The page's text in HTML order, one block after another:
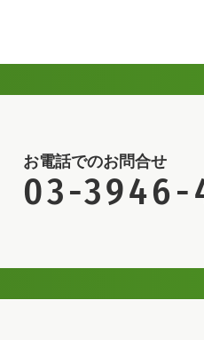
お電話でのお問合せ
03-3946-